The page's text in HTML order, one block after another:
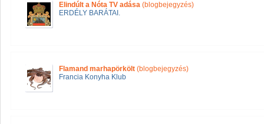
Elindúlt a Nóta TV adása (blogbejegyzés)
ERDÉLY BARÁTAI.
Flamand marhapörkölt (blogbejegyzés)
Francia Konyha Klub